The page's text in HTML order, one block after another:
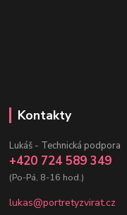
Kontakty
Lukáš - Technická podpora
+420 724 589 349
(Po-Pá, 8-16 hod.)
lukas@portretyzvirat.cz